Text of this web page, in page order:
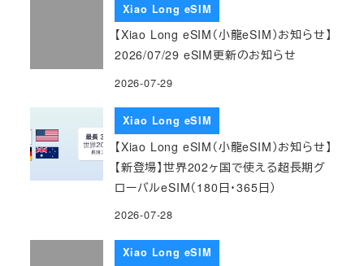
Xiao Long eSIM
【Xiao Long eSIM（小龍eSIM）お知らせ】
2026/07/29 eSIM更新のお知らせ
2026-07-29
Xiao Long eSIM
【Xiao Long eSIM（小龍eSIM）お知らせ】
【新登場】世界202ヶ国で使える超長期グ
ローバルeSIM（180日・365日）
2026-07-28
Xiao Long eSIM